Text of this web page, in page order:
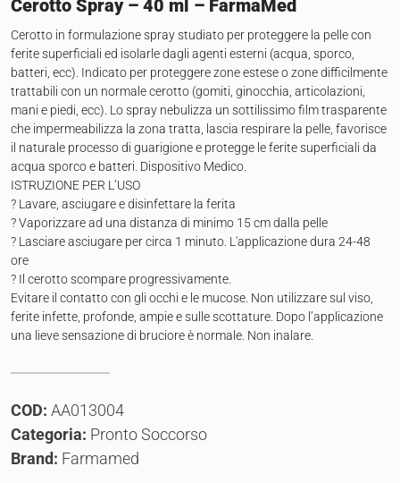
Cerotto Spray – 40 ml – FarmaMed
Cerotto in formulazione spray studiato per proteggere la pelle con
ferite superficiali ed isolarle dagli agenti esterni (acqua, sporco,
batteri, ecc). Indicato per proteggere zone estese o zone difficilmente
trattabili con un normale cerotto (gomiti, ginocchia, articolazioni,
mani e piedi, ecc). Lo spray nebulizza un sottilissimo film trasparente
che impermeabilizza la zona tratta, lascia respirare la pelle, favorisce
il naturale processo di guarigione e protegge le ferite superficiali da
acqua sporco e batteri. Dispositivo Medico.
ISTRUZIONE PER L’USO
? Lavare, asciugare e disinfettare la ferita
? Vaporizzare ad una distanza di minimo 15 cm dalla pelle
? Lasciare asciugare per circa 1 minuto. L'applicazione dura 24-48
ore
? Il cerotto scompare progressivamente.
Evitare il contatto con gli occhi e le mucose. Non utilizzare sul viso,
ferite infette, profonde, ampie e sulle scottature. Dopo l’applicazione
una lieve sensazione di bruciore è normale. Non inalare.
COD: AA013004
Categoria: Pronto Soccorso
Brand: Farmamed